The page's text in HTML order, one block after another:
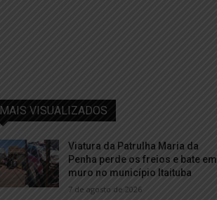
MAIS VISUALIZADOS
Viatura da Patrulha Maria da
Penha perde os freios e bate em
muro no município Itaituba
7 de agosto de 2026